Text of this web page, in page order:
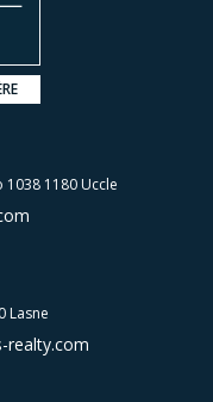
1038 1180 Uccle
Lasne
realty.com